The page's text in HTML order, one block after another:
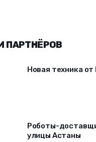
ПАРТНЁРОВ
Новая техника
Роботы-
улицы Астаны